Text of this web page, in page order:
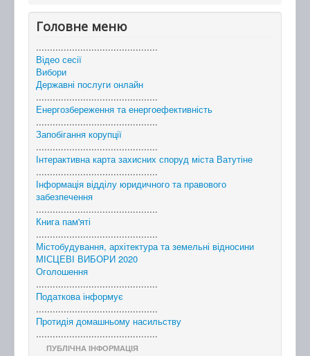
Головне меню
............................................
Відео сесії
Вибори
Державні послуги онлайн
............................................
Енергозбереження та енергоефективність
............................................
Запобігання корупції
............................................
Інтерактивна карта захисних споруд міста Ватутіне
............................................
Інформація відділу юридичного та правового
забезпечення
............................................
Книга пам'яті
............................................
Містобудування, архітектура та земельні відносини
МІСЦЕВІ ВИБОРИ 2020
Оголошення
............................................
Податкова інформує
............................................
Протидія домашньому насильству
............................................
ПУБЛІЧНА ІНФОРМАЦІЯ